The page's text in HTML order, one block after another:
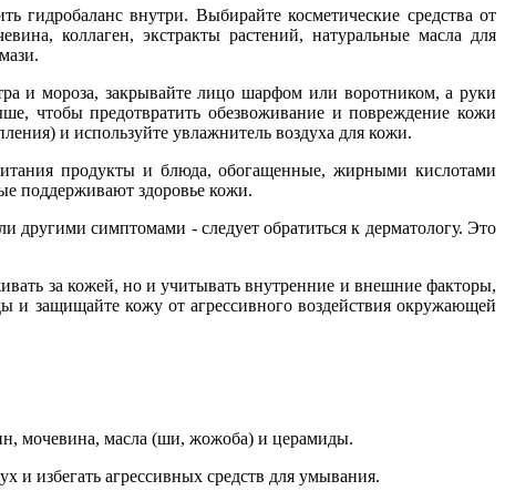
внутри. Выбирайте косметические средства от
коллаген, экстракты растений, натуральные масла для
и мороза, закрывайте лицо шарфом или воротником, а руки
чтобы предотвратить обезвоживание и повреждение кожи
и используйте увлажнитель воздуха для кожи.
продукты и блюда, обогащенные, жирными кислотами
поддерживают здоровье кожи.
симптомами - следует обратиться к дерматологу. Это
за кожей, но и учитывать внутренние и внешние факторы,
защищайте кожу от агрессивного воздействия окружающей
мочевина, масла (ши, жожоба) и церамиды.
и избегать агрессивных средств для умывания.